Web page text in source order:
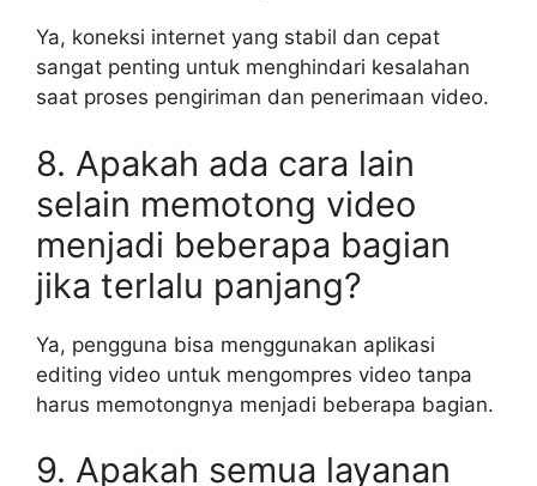
Ya, koneksi internet yang stabil dan cepat
sangat penting untuk menghindari kesalahan
saat proses pengiriman dan penerimaan video.
8. Apakah ada cara lain
selain memotong video
menjadi beberapa bagian
jika terlalu panjang?
Ya, pengguna bisa menggunakan aplikasi
editing video untuk mengompres video tanpa
harus memotongnya menjadi beberapa bagian.
9. Apakah semua layanan